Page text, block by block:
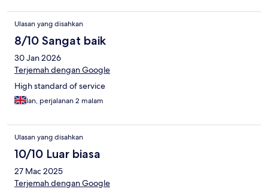
Ulasan yang disahkan
8/10 Sangat baik
30 Jan 2026
Terjemah dengan Google
High standard of service
Ian, perjalanan 2 malam
Ulasan yang disahkan
10/10 Luar biasa
27 Mac 2025
Terjemah dengan Google